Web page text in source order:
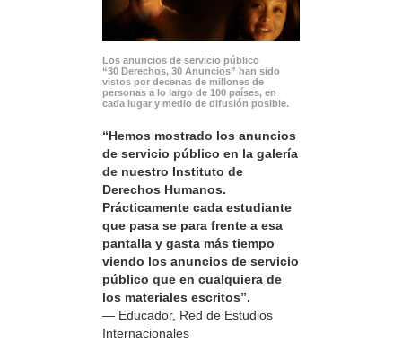
Los anuncios de servicio público
“30 Derechos, 30 Anuncios” han sido
vistos por decenas de millones de
personas a lo largo de 100 países, en
cada lugar y medio de difusión posible.
“Hemos mostrado los anuncios
de servicio público en la galería
de nuestro Instituto de
Derechos Humanos.
Prácticamente cada estudiante
que pasa se para frente a esa
pantalla y gasta más tiempo
viendo los anuncios de servicio
público que en cualquiera de
los materiales escritos”.
— Educador, Red de Estudios
Internacionales